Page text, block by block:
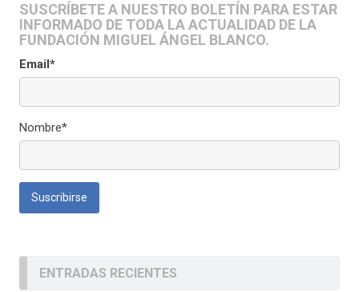
SUSCRÍBETE A NUESTRO BOLETÍN PARA ESTAR
INFORMADO DE TODA LA ACTUALIDAD DE LA
FUNDACIÓN MIGUEL ÁNGEL BLANCO.
Email*
Nombre*
ENTRADAS RECIENTES